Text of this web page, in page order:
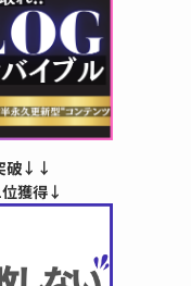
破↓↓
獲得↓